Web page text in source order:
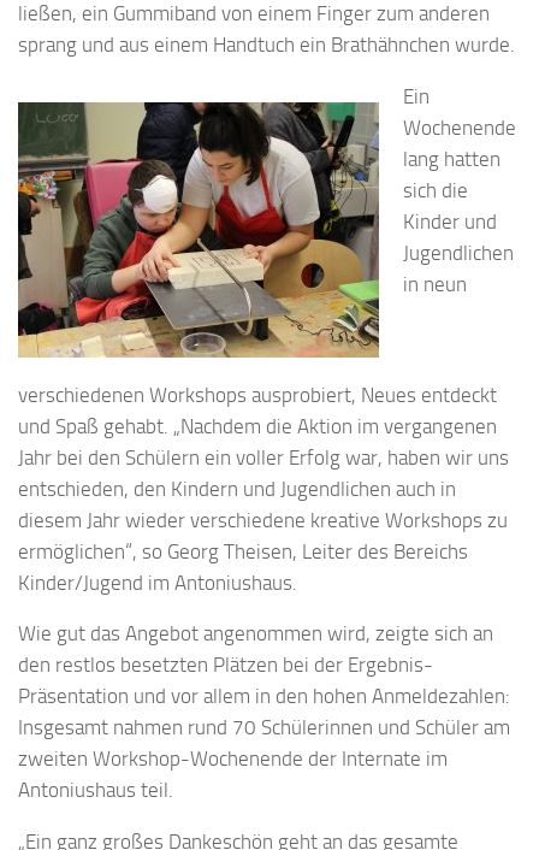
ließen, ein Gummiband von einem Finger zum anderen
sprang und aus einem Handtuch ein Brathähnchen wurde.
Ein
Wochenende
lang hatten
sich die
Kinder und
Jugendlichen
in neun
verschiedenen Workshops ausprobiert, Neues entdeckt
und Spaß gehabt. „Nachdem die Aktion im vergangenen
Jahr bei den Schülern ein voller Erfolg war, haben wir uns
entschieden, den Kindern und Jugendlichen auch in
diesem Jahr wieder verschiedene kreative Workshops zu
ermöglichen“, so Georg Theisen, Leiter des Bereichs
Kinder/Jugend im Antoniushaus.
Wie gut das Angebot angenommen wird, zeigte sich an
den restlos besetzten Plätzen bei der Ergebnis-
Präsentation und vor allem in den hohen Anmeldezahlen:
Insgesamt nahmen rund 70 Schülerinnen und Schüler am
zweiten Workshop-Wochenende der Internate im
Antoniushaus teil.
„Ein ganz großes Dankeschön geht an das gesamte